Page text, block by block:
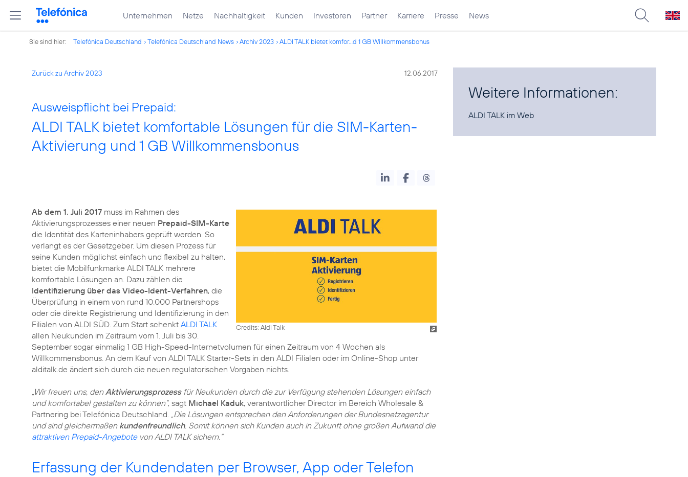
Unternehmen Netze Nachhaltigkeit Kunden Investoren Partner Karriere Presse News
Sie sind hier: Telefónica Deutschland Telefónica Deutschland News Archiv 2023 ALDI TALK bietet komfor...d 1 GB Willkommensbonus
Zurück zu Archiv 2023 12.06.2017
Ausweispflicht bei Prepaid:
ALDI TALK bietet komfortable Lösungen für die SIM-Karten-
Aktivierung und 1 GB Willkommensbonus
Credits: Aldi Talk
Ab dem 1. Juli 2017 muss im Rahmen des
Aktivierungsprozesses einer neuen Prepaid-SIM-Karte
die Identität des Karteninhabers geprüft werden. So
verlangt es der Gesetzgeber. Um diesen Prozess für
seine Kunden möglichst einfach und flexibel zu halten,
bietet die Mobilfunkmarke ALDI TALK mehrere
komfortable Lösungen an. Dazu zählen die
Identifizierung über das Video-Ident-Verfahren, die
Überprüfung in einem von rund 10.000 Partnershops
oder die direkte Registrierung und Identifizierung in den
Filialen von ALDI SÜD. Zum Start schenkt ALDI TALK
allen Neukunden im Zeitraum vom 1. Juli bis 30.
September sogar einmalig 1 GB High-Speed-Internetvolumen für einen Zeitraum von 4 Wochen als
Willkommensbonus. An dem Kauf von ALDI TALK Starter-Sets in den ALDI Filialen oder im Online-Shop unter
alditalk.de ändert sich durch die neuen regulatorischen Vorgaben nichts.
„Wir freuen uns, denAktivierungsprozessfür Neukunden durch die zur Verfügung stehenden Lösungen einfach
und komfortabel gestalten zu können“, sagt Michael Kaduk, verantwortlicher Director im Bereich Wholesale &
Partnering bei Telefónica Deutschland. „Die Lösungen entsprechen den Anforderungen der Bundesnetzagentur
und sind gleichermaßen kundenfreundlich. Somit können sich Kunden auch in Zukunft ohne großen Aufwand die
attraktiven Prepaid-Angebotevon ALDI TALK sichern.“
Erfassung der Kundendaten per Browser, App oder Telefon
Weitere Informationen:
ALDI TALK imWeb